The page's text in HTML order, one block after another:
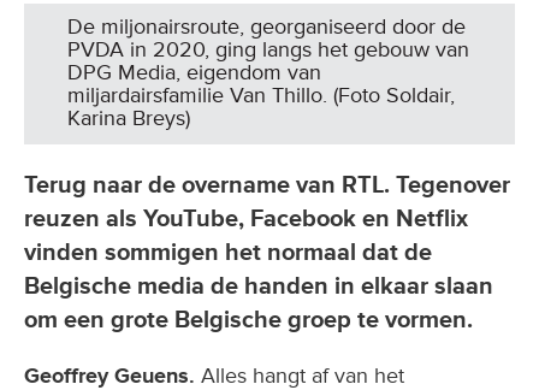
De miljonairsroute, georganiseerd door de
PVDA in 2020, ging langs het gebouw van
DPG Media, eigendom van
miljardairsfamilie Van Thillo. (Foto Soldair,
Karina Breys)
Terug naar de overname van RTL. Tegenover
reuzen als YouTube, Facebook en Netflix
vinden sommigen het normaal dat de
Belgische media de handen in elkaar slaan
om een grote Belgische groep te vormen.
Geoffrey Geuens. Alles hangt af van het